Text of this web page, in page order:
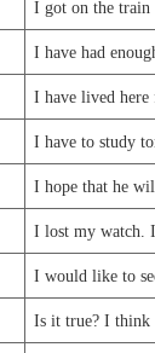
I got on the train
I have had
I have lived here
I have to study
I hope that he
I lost my watch.
I would like to
Is it true? I think